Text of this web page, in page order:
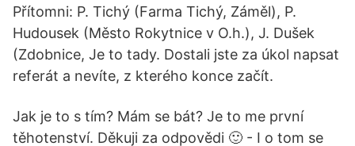
Přítomni: P. Tichý (Farma Tichý, Záměl), P.
Hudousek (Město Rokytnice v O.h.), J. Dušek
(Zdobnice, Je to tady. Dostali jste za úkol napsat
referát a nevíte, z kterého konce začít.
Jak je to s tím? Mám se bát? Je to me první
těhotenství. Děkuji za odpovědi 🙂 - I o tom se